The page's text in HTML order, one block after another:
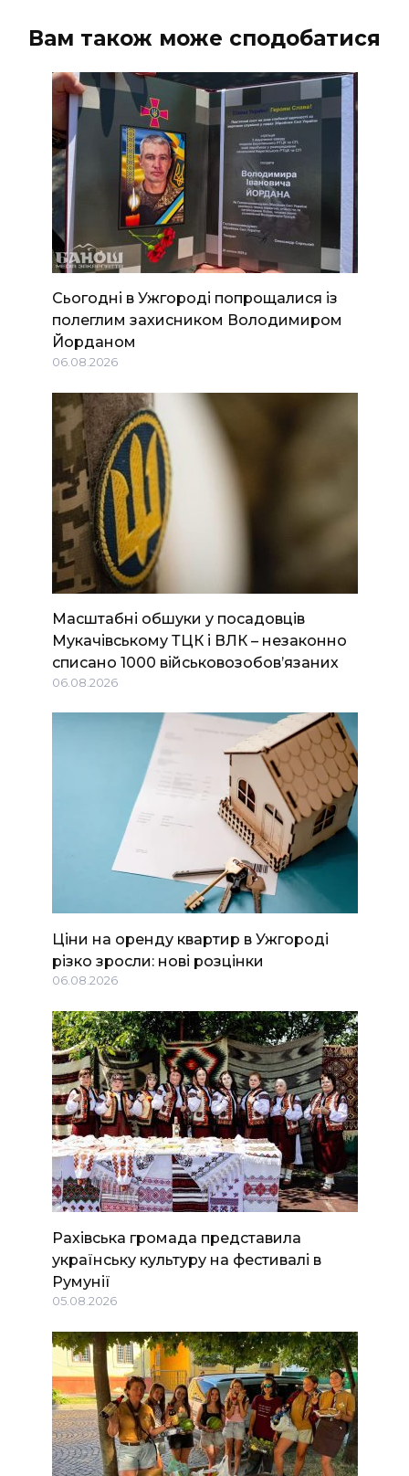
Вам також може сподобатися
Сьогодні в Ужгороді попрощалися із
полеглим захисником Володимиром
Йорданом
06.08.2026
Масштабні обшуки у посадовців
Мукачівському ТЦК і ВЛК – незаконно
списано 1000 військовозобов’язаних
06.08.2026
Ціни на оренду квартир в Ужгороді
різко зросли: нові розцінки
06.08.2026
Рахівська громада представила
українську культуру на фестивалі в
Румунії
05.08.2026